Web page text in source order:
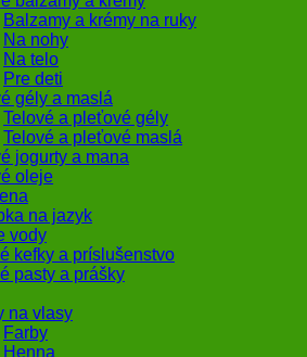
Balzamy a krémy na ruky
Na nohy
Na telo
Pre deti
gély a maslá
Telové a pleťové gély
Telové a pleťové maslá
jogurty a mana
oleje
na jazyk
vody
kefky a príslušenstvo
pasty a prášky
na vlasy
Farby
Henna